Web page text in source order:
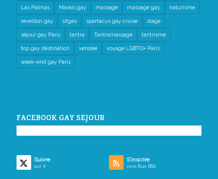
Las Palmas Marais gay massage massage gay naturisme
reveillon gay sitges spartacus gay cruise stage
séjour gay Paris tantra Tantramassage tantrisme
top gay destination vendée voyage LGBTQ+ Paris
week-end gay Paris
FACEBOOK GAY SEJOUR
Suivre
sur X
S’inscrire
vers flux RSS